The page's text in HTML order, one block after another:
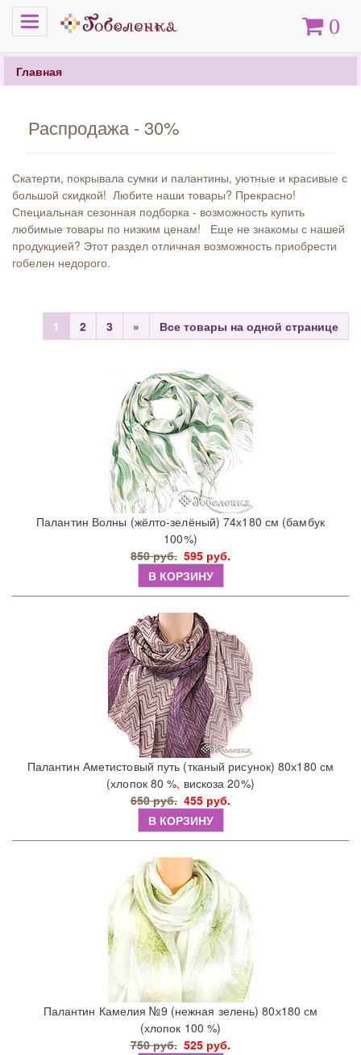
Меню Корзина
0
Главная
Распродажа - 30%
Скатерти, покрывала сумки и палантины, уютные и красивые с
большой скидкой! Любите наши товары? Прекрасно!
Специальная сезонная подборка - возможность купить
любимые товары по низким ценам! Еще не знакомы с нашей
продукцией? Этот раздел отличная возможность приобрести
гобелен недорого.
1 2 3 » Все товары на одной странице
Палантин Волны (жёлто-зелёный) 74х180 см (бамбук
100%)
850 руб. 595 руб.
В КОРЗИНУ
Палантин Аметистовый путь (тканый рисунок) 80х180 см
(хлопок 80 %, вискоза 20%)
650 руб. 455 руб.
В КОРЗИНУ
Палантин Камелия №9 (нежная зелень) 80х180 см
(хлопок 100 %)
750 руб. 525 руб.